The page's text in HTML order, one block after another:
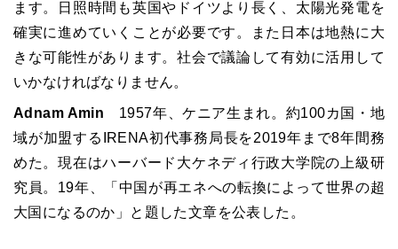
ます。日照時間も英国やドイツより長く、太陽光発電を
確実に進めていくことが必要です。また日本は地熱に大
きな可能性があります。社会で議論して有効に活用して
いかなければなりません。
Adnam Amin 1957年、ケニア生まれ。約100カ国・地
域が加盟するIRENA初代事務局長を2019年まで8年間務
めた。現在はハーバード大ケネディ行政大学院の上級研
究員。19年、「中国が再エネへの転換によって世界の超
大国になるのか」と題した文章を公表した。